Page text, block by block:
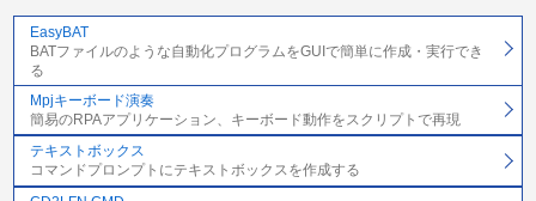
EasyBAT
BATファイルのような自動化プログラムをGUIで簡単に作成・実行でき
る
Mpjキーボード演奏
簡易のRPAアプリケーション、キーボード動作をスクリプトで再現
テキストボックス
コマンドプロンプトにテキストボックスを作成する